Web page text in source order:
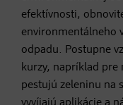
efektívnosti,
environmentálneho
odpadu. Postupne
kurzy, napríklad pre
pestujú zeleninu na
vyvíjajú aplikácie a